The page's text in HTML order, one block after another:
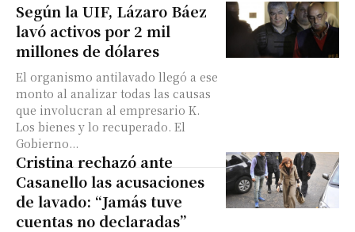
Según la UIF, Lázaro Báez
lavó activos por 2 mil
millones de dólares
El organismo antilavado llegó a ese
monto al analizar todas las causas
que involucran al empresario K.
Los bienes y lo recuperado. El
Gobierno...
Cristina rechazó ante
Casanello las acusaciones
de lavado: “Jamás tuve
cuentas no declaradas”